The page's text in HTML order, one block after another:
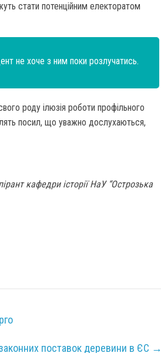
стати потенційним електоратом
не хоче з ним поки розлучатись.
роду ілюзія роботи профільного
посил, що уважно дослухаються,
кафедри історії НаУ “Острозька
поставок деревини в ЄС →